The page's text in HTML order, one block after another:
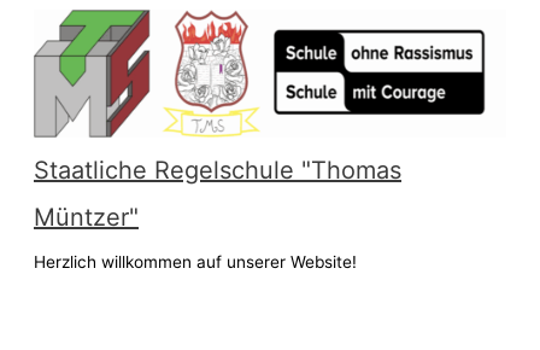
Inhalt
springen
Staatliche Regelschule "Thomas
Müntzer"
Herzlich willkommen auf unserer Website!